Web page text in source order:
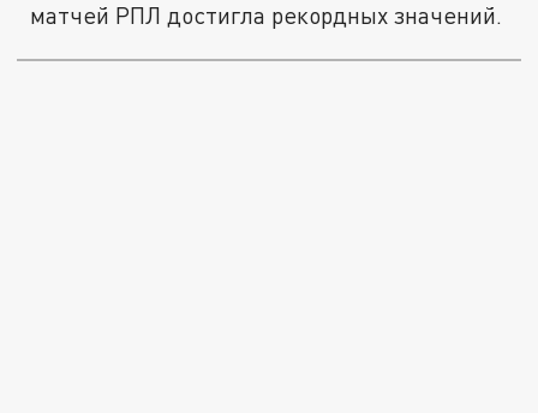
матчей РПЛ достигла рекордных значений.